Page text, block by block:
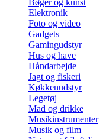
Elektronik
Foto og video
Gadgets
Gamingudstyr
Hus og have
Håndarbejde
Jagt og fiskeri
Køkkenudstyr
Legetøj
Mad og drikke
Musikinstrumenter
Musik og film